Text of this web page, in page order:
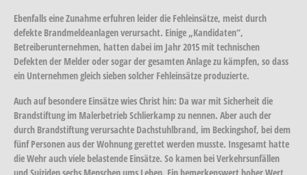
Ebenfalls eine Zunahme erfuhren leider die Fehleinsätze, meist durch
defekte Brandmeldeanlagen verursacht. Einige „Kandidaten“,
Betreiberunternehmen, hatten dabei im Jahr 2015 mit technischen
Defekten der Melder oder sogar der gesamten Anlage zu kämpfen, so dass
ein Unternehmen gleich sieben solcher Fehleinsätze produzierte.
Auch auf besondere Einsätze wies Christ hin: Da war mit Sicherheit die
Brandstiftung im Malerbetrieb Schlierkamp zu nennen. Aber auch der
durch Brandstiftung verursachte Dachstuhlbrand, im Beckingshof, bei dem
fünf Personen aus der Wohnung gerettet werden musste. Insgesamt hatte
die Wehr auch viele belastende Einsätze. So kamen bei Verkehrsunfällen